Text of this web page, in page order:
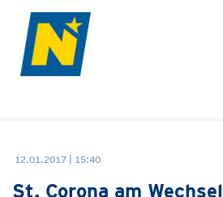
12.01.2017 | 15:40
St. Corona am